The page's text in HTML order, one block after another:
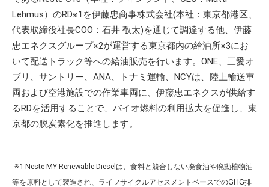
Lehmus）のRD※1を伊藤忠商事株式会社(本社：東京都港区、
代表取締役社長COO：石井 敬太)を通じて調達する他、伊藤
忠エネクスグループ※2が運営する東京都内の給油所※3にお
いて配送トラック等への給油販売を行います。ONE、三愛オ
ブリ、サントリー、ANA、トナミ運輸、NCYは、陸上輸送車
両および空港施設での作業車両に、伊藤忠エネクスが供給す
るRDを活用することで、バイオ燃料の利用拡大を促進し、東
京都の脱炭素化を推進します。
※1 Neste MY Renewable Dieselは、食料と競合しない廃食油や廃動植物油
等を原料として製造され、ライフサイクルアセスメントベースでのGHG排